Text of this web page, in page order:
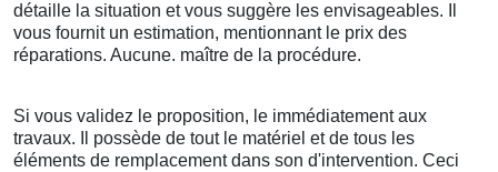
détaille la situation et vous suggère les envisageables. Il
vous fournit un estimation, mentionnant le prix des
réparations. Aucune. maître de la procédure.
Si vous validez le proposition, le immédiatement aux
travaux. Il possède de tout le matériel et de tous les
éléments de remplacement dans son d'intervention. Ceci